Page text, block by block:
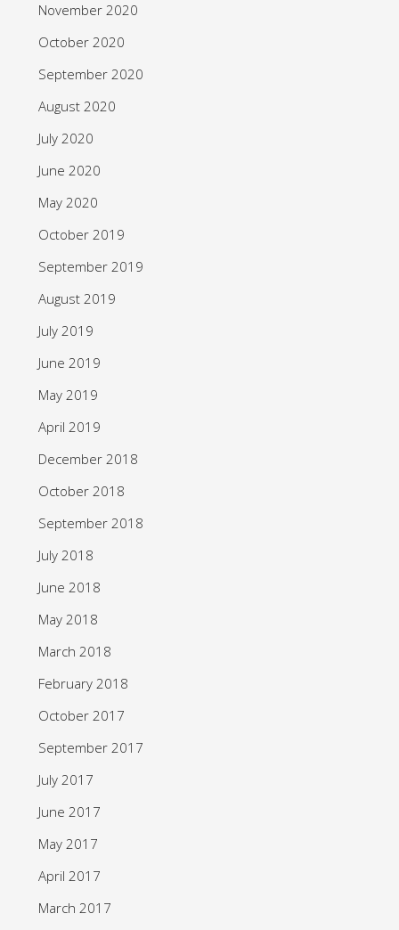
November 2020
October 2020
September 2020
August 2020
July 2020
June 2020
May 2020
October 2019
September 2019
August 2019
July 2019
June 2019
May 2019
April 2019
December 2018
October 2018
September 2018
July 2018
June 2018
May 2018
March 2018
February 2018
October 2017
September 2017
July 2017
June 2017
May 2017
April 2017
March 2017